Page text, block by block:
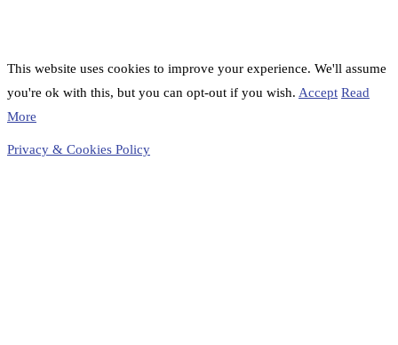
This website uses cookies to improve your experience. We'll assume
you're ok with this, but you can opt-out if you wish. Accept Read
More
Privacy & Cookies Policy